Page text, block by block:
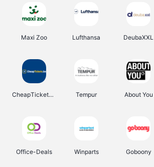
Maxi Zoo Lufthansa DeubaXXL
CheapTickets.be Tempur About You
Office-Deals Winparts Goboony